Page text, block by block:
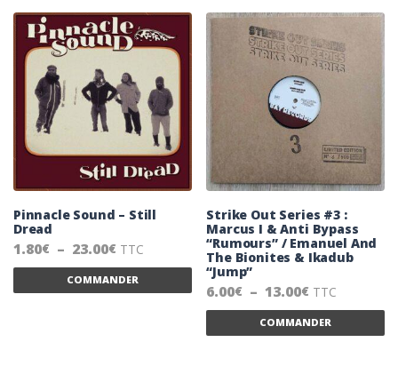
Pinnacle Sound – Still
Dread
1.80€ – 23.00€ Plage de prix : 1.80€ à 23.00€
TTC
COMMANDER
Ce produit a plusieurs variations. Les
Strike Out Series #3 :
Marcus I & Anti Bypass
“Rumours” / Emanuel And
The Bionites & Ikadub
“Jump”
6.00€ – 13.00€ Plage de
TTC
COMMANDER